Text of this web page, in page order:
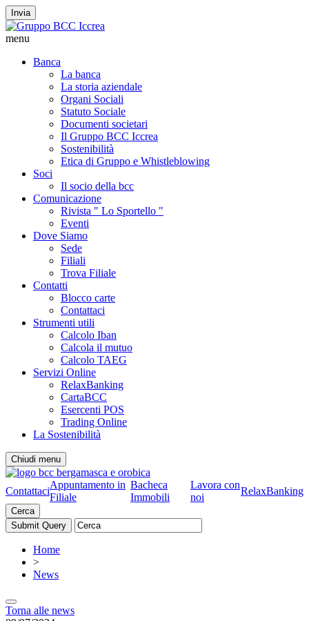
Invia
menu
Banca
La banca
La storia aziendale
Organi Sociali
Statuto Sociale
Documenti societari
Il Gruppo BCC Iccrea
Sostenibilità
Etica di Gruppo e Whistleblowing
Soci
Il socio della bcc
Comunicazione
Rivista " Lo Sportello "
Eventi
Dove Siamo
Sede
Filiali
Trova Filiale
Contatti
Blocco carte
Contattaci
Strumenti utili
Calcolo Iban
Calcola il mutuo
Calcolo TAEG
Servizi Online
RelaxBanking
CartaBCC
Esercenti POS
Trading Online
La Sostenibilità
Chiudi menu
Contattaci
Appuntamento in
Filiale
Bacheca
Immobili
Lavora con
noi
RelaxBanking
Cerca
Home
>
News
Torna alle news